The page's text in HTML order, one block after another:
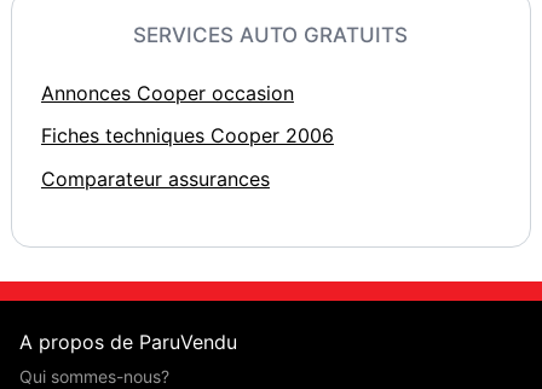
SERVICES AUTO GRATUITS
Annonces Cooper occasion
Fiches techniques Cooper 2006
Comparateur assurances
A propos de ParuVendu
Qui sommes-nous?